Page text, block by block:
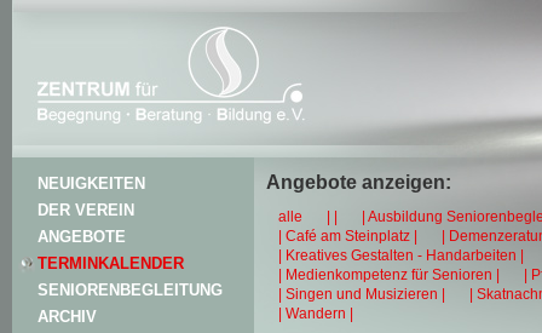
NEUIGKEITEN
DER VEREIN
ANGEBOTE
TERMINKALENDER
SENIORENBEGLEITUNG
ARCHIV
Angebote anzeigen:
alle | |
| Ausbildung
| Café am Steinplatz |
|
| Kreatives Gestalten - Handarbeiten |
| Medienkompetenz für Senioren |
|
| Singen und Musizieren |
|
| Wandern |